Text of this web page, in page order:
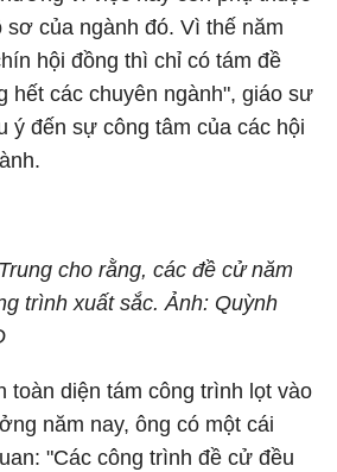
của ngành đó. Vì thế năm
hội đồng thì chỉ có tám đề
hết các chuyên ngành", giáo sư
ý đến sự công tâm của các hội
cho rằng, các đề cử năm
trình xuất sắc. Ảnh: Quỳnh
toàn diện tám công trình lọt vào
năm nay, ông có một cái
"Các công trình đề cử đều